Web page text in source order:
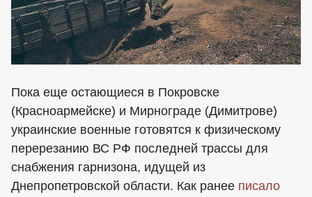
Пока еще остающиеся в Покровске
(Красноармейске) и Мирнограде (Димитрове)
украинские военные готовятся к физическому
перерезанию ВС РФ последней трассы для
снабжения гарнизона, идущей из
Днепропетровской области. Как ранее писало